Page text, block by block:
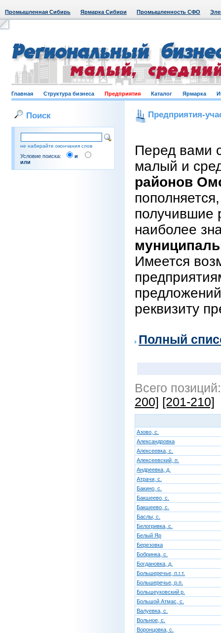
Промышленная Сибирь Ярмарка Сибири Промышленность СФО
Главная Структура бизнеса Предприятия Каталог Ярмарка
Поиск
не набирайте окончания слов
Условие поиска:
и
или
Предприятия-
Перед вами
малый и
районов
получившие
наиболее
Имеется
реквизиту
Полный
Всего
200] [201-210]
Азово, с.
Александровка
Алексеевка, с.
Алексеевский, п.
Андреевка, д.
Атрачи, с.
Бакино, с.
Бакшеево, с.
Бакшеево, с.
Баслы, с.
Белогривка, с.
Белый Яр
Березовка
Бобринка, с.
Богдановка, д.
Большеречье, п.г.т.
Большеречье, р.п.
Большеуковский р.
Большой Атмас, с.
Валуевка, с.
Вольное, с.
Воронцовка, с.